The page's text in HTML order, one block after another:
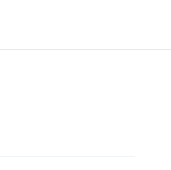
die eine einfache
hohe Leistung und
die DIN-